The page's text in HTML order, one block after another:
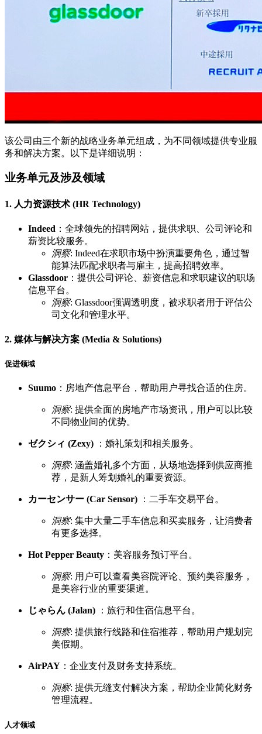
该公司由三个新的战略业务单元组成，为不同领域提供专业服
务和解决方案。以下是详细说明：
业务单元及涉及领域
1. 人力资源技术 (HR Technology)
Indeed ：全球领先的招聘网站，提供求职、公司评论和
薪资比较服务。
洞察: Indeed在求职市场中扮演重要角色，通过智
能算法匹配求职者与雇主，提高招聘效率。
Glassdoor ：提供公司评论、薪资信息和求职建议的职场
信息平台。
洞察: Glassdoor强调透明度，被求职者用于评估公
司文化和管理水平。
2. 媒体与解决方案 (Media & Solutions)
促进领域
Suumo ：房地产信息平台，帮助用户寻找合适的住房。
洞察: 提供全面的房地产市场资讯，用户可以比较
不同物业间的优势。
ゼクシィ (Zexy) ：婚礼策划和相关服务。
洞察: 涵盖婚礼多个方面，从场地选择到供应商推
荐，是新人筹划婚礼的重要资源。
カーセンサー (Car Sensor) ：二手车交易平台。
洞察: 集中大量二手车信息和买卖服务，让消费者
有更多选择。
Hot Pepper Beauty ：美容服务预订平台。
洞察: 用户可以查看美容院评论、预约美容服务，
是美容行业的重要渠道。
じゃらん (Jalan) ：旅行和住宿信息平台。
洞察: 提供旅行线路和住宿推荐，帮助用户规划完
美假期。
AirPAY ：企业支付及财务支持系统。
洞察: 提供无缝支付解决方案，帮助企业简化财务
管理流程。
人才领域